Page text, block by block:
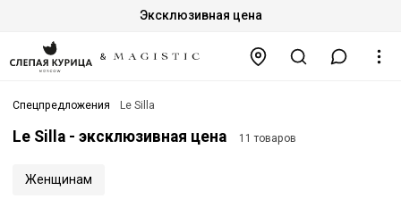
Эксклюзивная цена
Спецпредложения Le Silla
Le Silla - эксклюзивная цена 11 товаров
Женщинам